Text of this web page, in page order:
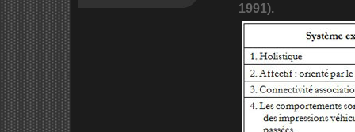
1991).